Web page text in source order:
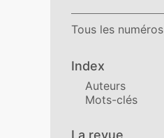
Tous les numéros
Index
Auteurs
Mots-clés
La revue